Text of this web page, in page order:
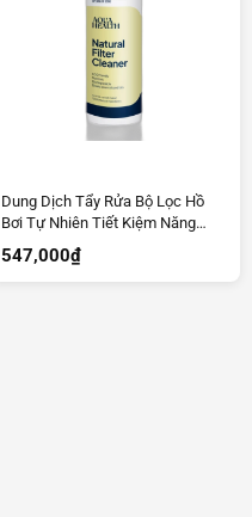
Dung Dịch Tẩy Rửa Bộ Lọc Hồ
Bơi Tự Nhiên Tiết Kiệm Năng
547,000₫